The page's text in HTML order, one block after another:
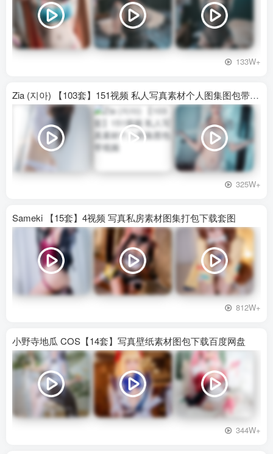
133W+
Zia (지아) 【103套】151视频 私人写真素材个人图集图包带视频
325W+
Sameki 【15套】4视频 写真私房素材图集打包下载套图
812W+
小野寺地瓜 COS【14套】写真壁纸素材图包下载百度网盘
344W+